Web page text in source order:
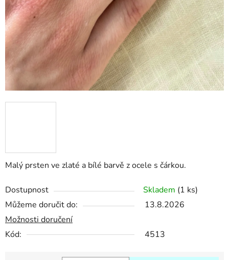
Malý prsten ve zlaté a bílé barvě z ocele s čárkou.
Dostupnost Skladem (1 ks)
Můžeme doručit do:
13.8.2026
Možnosti doručení
Kód:
4513